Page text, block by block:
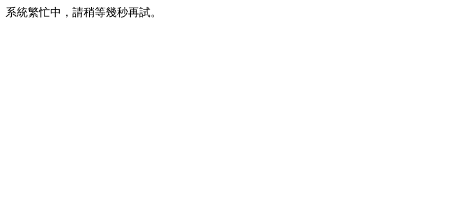
系統繁忙中，請稍等幾秒再試。